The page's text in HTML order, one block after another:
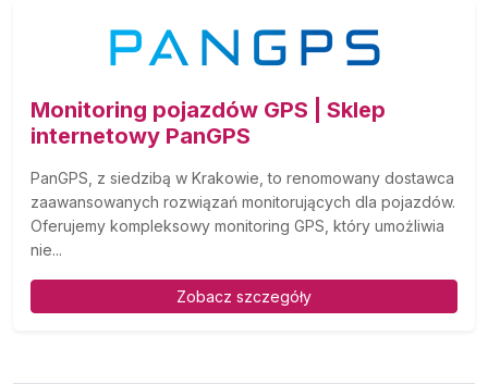
Monitoring pojazdów GPS | Sklep
internetowy PanGPS
PanGPS, z siedzibą w Krakowie, to renomowany dostawca
zaawansowanych rozwiązań monitorujących dla pojazdów.
Oferujemy kompleksowy monitoring GPS, który umożliwia
nie...
Zobacz szczegóły